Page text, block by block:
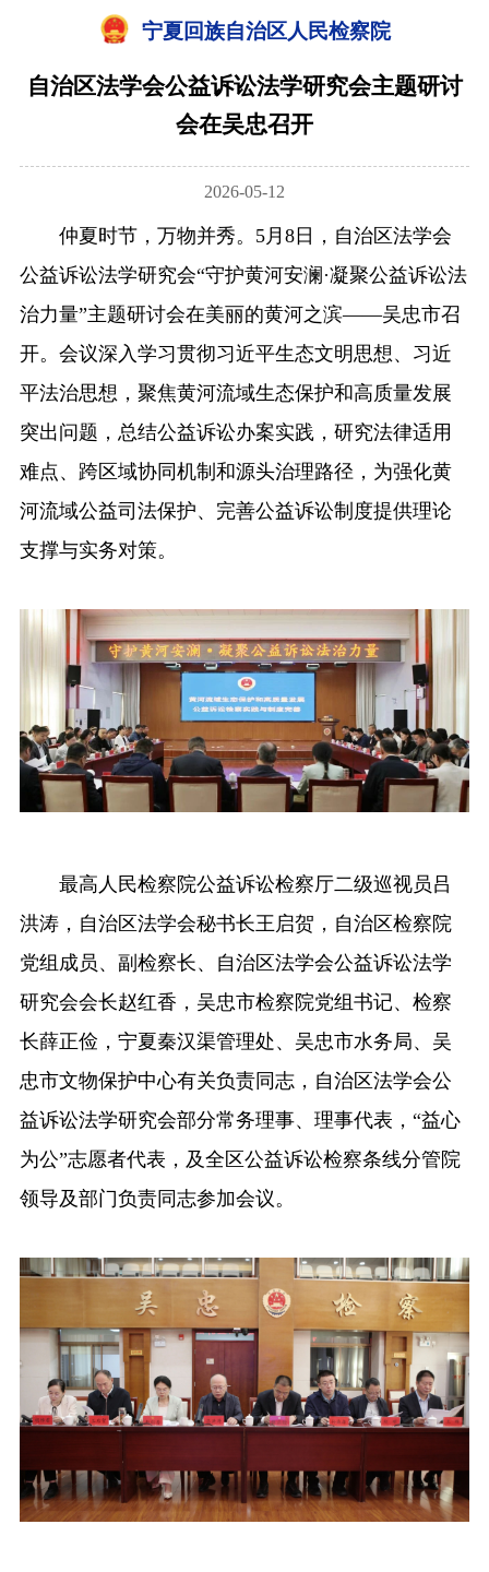
宁夏回族自治区人民检察院
自治区法学会公益诉讼法学研究会主题研讨
会在吴忠召开
2026-05-12
仲夏时节，万物并秀。5月8日，自治区法学会
公益诉讼法学研究会“守护黄河安澜·凝聚公益诉讼法
治力量”主题研讨会在美丽的黄河之滨——吴忠市召
开。会议深入学习贯彻习近平生态文明思想、习近
平法治思想，聚焦黄河流域生态保护和高质量发展
突出问题，总结公益诉讼办案实践，研究法律适用
难点、跨区域协同机制和源头治理路径，为强化黄
河流域公益司法保护、完善公益诉讼制度提供理论
支撑与实务对策。
最高人民检察院公益诉讼检察厅二级巡视员吕
洪涛，自治区法学会秘书长王启贺，自治区检察院
党组成员、副检察长、自治区法学会公益诉讼法学
研究会会长赵红香，吴忠市检察院党组书记、检察
长薛正俭，宁夏秦汉渠管理处、吴忠市水务局、吴
忠市文物保护中心有关负责同志，自治区法学会公
益诉讼法学研究会部分常务理事、理事代表，“益心
为公”志愿者代表，及全区公益诉讼检察条线分管院
领导及部门负责同志参加会议。